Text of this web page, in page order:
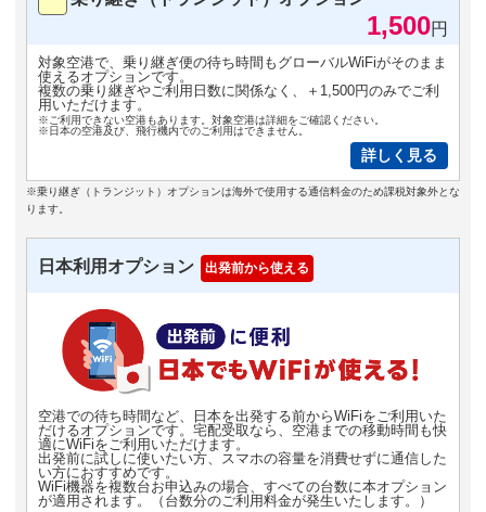
1,500円
対象空港で、乗り継ぎ便の待ち時間もグローバルWiFiがそのまま
使えるオプションです。
複数の乗り継ぎやご利用日数に関係なく、＋1,500円のみでご利
用いただけます。
※ご利用できない空港もあります。対象空港は詳細をご確認ください。
※日本の空港及び、飛行機内でのご利用はできません。
詳しく見る
※乗り継ぎ（トランジット）オプションは海外で使用する通信料金のため課税対象外とな
ります。
日本利用オプション 出発前から使える
空港での待ち時間など、日本を出発する前からWiFiをご利用いた
だけるオプションです。宅配受取なら、空港までの移動時間も快
適にWiFiをご利用いただけます。
出発前に試しに使いたい方、スマホの容量を消費せずに通信した
い方におすすめです。
WiFi機器を複数台お申込みの場合、すべての台数に本オプション
が適用されます。（台数分のご利用料金が発生いたします。）